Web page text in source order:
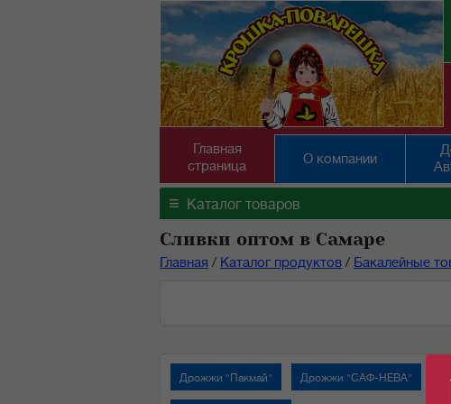
Главная
страница
О компании
≡ Каталог товаров
Сливки оптом в Самаре
Главная / Каталог продуктов / Бакалейные
Дрожжи "Пакмай" Дрожжи "САФ-НЕВА"